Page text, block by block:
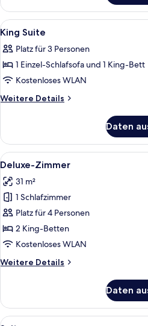
Room
Alle
Fotos
für
King
Suite
anzeigen
2
King Suite
Platz für 3 Personen
1 Einzel-Schlafsofa und 1 King-Bett
Kostenloses WLAN
Weitere Details
Weitere
Suite
Daten
Alle
Fotos
für
Deluxe-
Zimmer
anzeigen
3
Deluxe-Zimmer
31 m²
1 Schlafzimmer
Platz für 4 Personen
2 King-Betten
Kostenloses WLAN
Weitere Details
Weitere
Zimmer
Daten
Alle